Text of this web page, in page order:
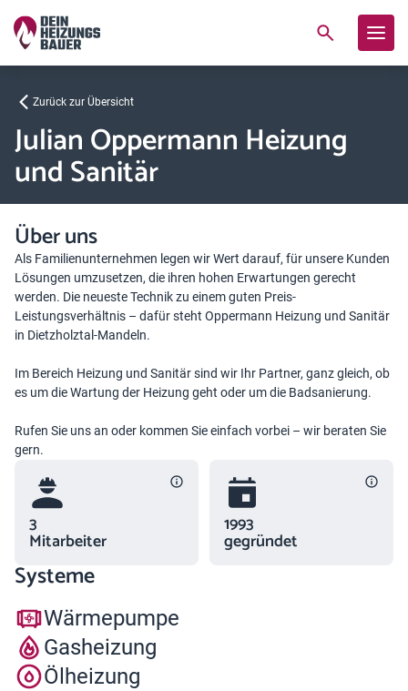
Zurück zur Übersicht
Julian Oppermann Heizung
und Sanitär
Über uns
Als Familienunternehmen legen wir Wert darauf, für unsere Kunden
Lösungen umzusetzen, die ihren hohen Erwartungen gerecht
werden. Die neueste Technik zu einem guten Preis-
Leistungsverhältnis – dafür steht Oppermann Heizung und Sanitär
in Dietzholztal-Mandeln.
Im Bereich Heizung und Sanitär sind wir Ihr Partner, ganz gleich, ob
es um die Wartung der Heizung geht oder um die Badsanierung.
Rufen Sie uns an oder kommen Sie einfach vorbei – wir beraten Sie
gern.
3
Mitarbeiter
1993
gegründet
Systeme
Wärmepumpe
Gasheizung
Ölheizung